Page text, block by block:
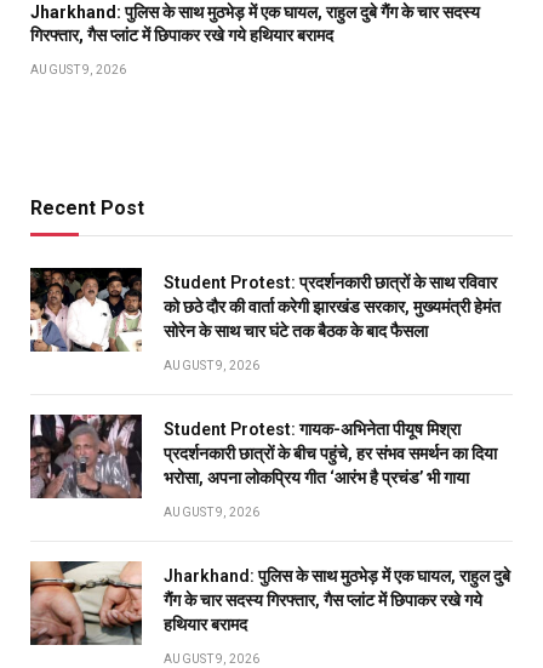
Jharkhand: पुलिस के साथ मुठभेड़ में एक घायल, राहुल दुबे गैंग के चार सदस्य
गिरफ्तार, गैस प्लांट में छिपाकर रखे गये हथियार बरामद
AUGUST 9, 2026
Recent Post
Student Protest: प्रदर्शनकारी छात्रों के साथ रविवार
को छठे दौर की वार्ता करेगी झारखंड सरकार, मुख्यमंत्री हेमंत
सोरेन के साथ चार घंटे तक बैठक के बाद फैसला
AUGUST 9, 2026
Student Protest: गायक-अभिनेता पीयूष मिश्रा
प्रदर्शनकारी छात्रों के बीच पहुंचे, हर संभव समर्थन का दिया
भरोसा, अपना लोकप्रिय गीत ‘आरंभ है प्रचंड’ भी गाया
AUGUST 9, 2026
Jharkhand: पुलिस के साथ मुठभेड़ में एक घायल, राहुल दुबे
गैंग के चार सदस्य गिरफ्तार, गैस प्लांट में छिपाकर रखे गये
हथियार बरामद
AUGUST 9, 2026